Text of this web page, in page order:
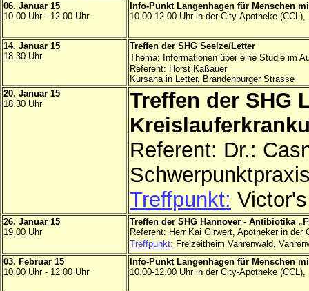
06. Januar 15
10.00 Uhr - 12.00 Uhr
Info-Punkt Langenhagen für Menschen
10.00-12.00 Uhr in der City-Apotheke
14. Januar 15
18.30 Uhr
Treffen der SHG Seelze/Letter
Thema: Informationen über eine Studie im
Referent: Horst Kaßauer
Kursana in Letter, Brandenburger Strasse
20. Januar 15
18.30 Uhr
Treffen der SHG
Referent: Dr.:
Treffpunkt:
26. Januar 15
19.00 Uhr
Treffen der SHG Hannover - Antibiotika
Referent: Herr Kai Girwert, Apotheker in der
Treffpunkt: Freizeitheim Vahrenwald,
03. Februar 15
10.00 Uhr - 12.00 Uhr
Info-Punkt Langenhagen für Menschen
10.00-12.00 Uhr in der City-Apotheke